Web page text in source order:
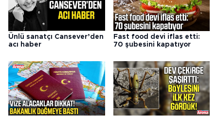
Ünlü sanatçı Cansever’den
acı haber
Fast food devi iflas etti:
70 şubesini kapatıyor